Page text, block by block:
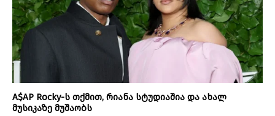
A$AP Rocky-ს თქმით, რიანა სტუდიაშია და ახალ
მუსიკაზე მუშაობს